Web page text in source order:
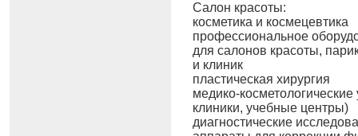
Салон красоты:
косметика и космецевтика
профессиональное
для салонов красоты,
и клиник
пластическая хирургия
медико-
клиники, учебные центры)
диагностические